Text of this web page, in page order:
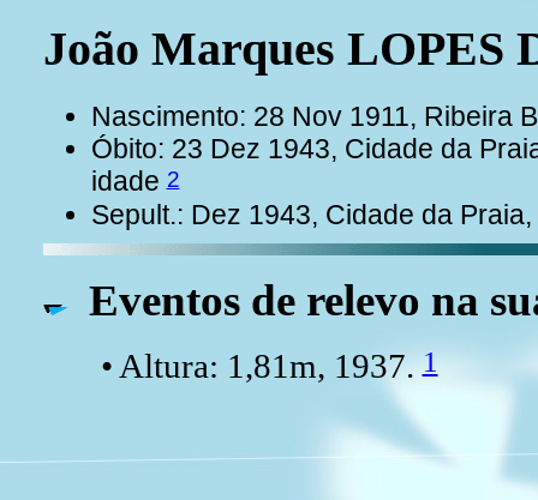
João Marques LOPES
Nascimento: 28 Nov 1911, Ribeira
Óbito: 23 Dez 1943, Cidade da
idade2
Sepult.: Dez 1943, Cidade da
Eventos de relevo na
• Altura: 1,81m, 1937.1